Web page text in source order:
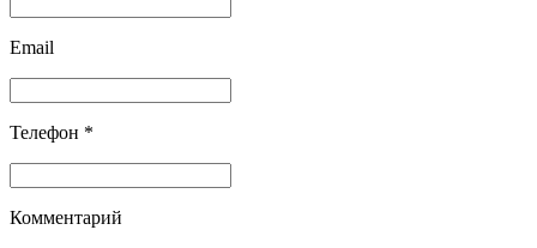
Email
Телефон *
Комментарий